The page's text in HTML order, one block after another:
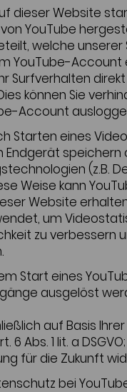
dieser Website
YouTube
welche unserer
YouTube-
Surfverhalten
können Sie
Account
Starten eines
Endgerät speichern
(z.B.
Weise kann
Website
um
zu verbessern
Start eines
ausgelöst
auf Basis Ihrer
6 Abs. 1 lit. a
für die Zukunft
bei